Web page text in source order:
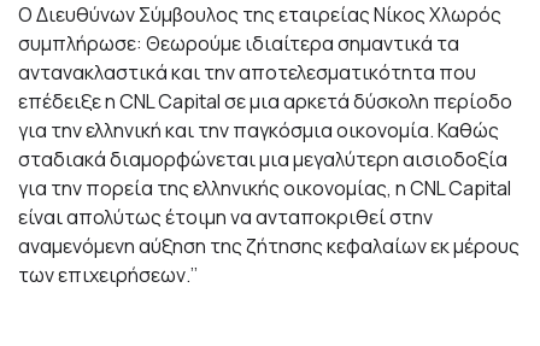
Ο Διευθύνων Σύμβουλος της εταιρείας Νίκος Χλωρός
συμπλήρωσε: Θεωρούμε ιδιαίτερα σημαντικά τα
αντανακλαστικά και την αποτελεσματικότητα που
επέδειξε η CNL Capital σε μια αρκετά δύσκολη περίοδο
για την ελληνική και την παγκόσμια οικονομία. Καθώς
σταδιακά διαμορφώνεται μια μεγαλύτερη αισιοδοξία
για την πορεία της ελληνικής οικονομίας, η CNL Capital
είναι απολύτως έτοιμη να ανταποκριθεί στην
αναμενόμενη αύξηση της ζήτησης κεφαλαίων εκ μέρους
των επιχειρήσεων.’’